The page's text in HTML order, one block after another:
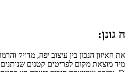
הנכון בין עיצוב יפה, מדויק
מוצאת מקום לפריטים קטנים